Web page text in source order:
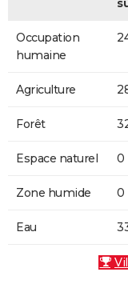
Occupation
humaine
Agriculture
Forêt
Espace naturel 0
Zone humide 0
Eau